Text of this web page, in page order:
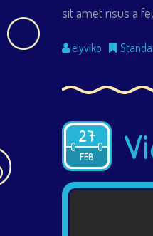
sit amet risus a
elyviko
27
FEB
2015